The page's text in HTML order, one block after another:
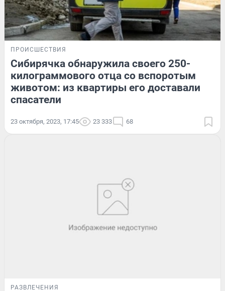
ПРОИСШЕСТВИЯ
Сибирячка обнаружила своего 250-
килограммового отца со вспоротым
животом: из квартиры его доставали
спасатели
23 октября, 2023, 17:45 23 333 68
РАЗВЛЕЧЕНИЯ